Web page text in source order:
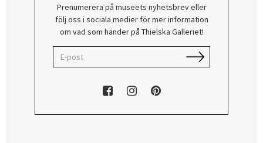
Prenumerera på museets nyhetsbrev eller
följ oss i sociala medier för mer information
om vad som händer på Thielska Galleriet!